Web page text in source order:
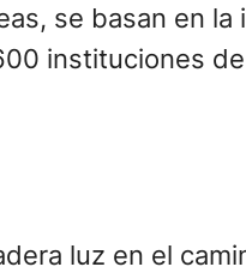
se basan en la
instituciones
luz en el